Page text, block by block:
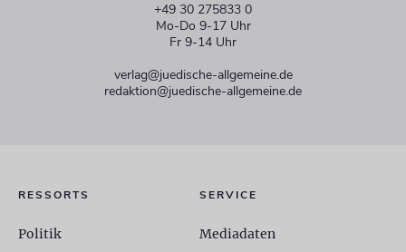
+49 30 275833 0
Mo-Do 9-17 Uhr
Fr 9-14 Uhr
verlag@juedische-allgemeine.de
redaktion@juedische-allgemeine.de
RESSORTS
Politik
SERVICE
Mediadaten